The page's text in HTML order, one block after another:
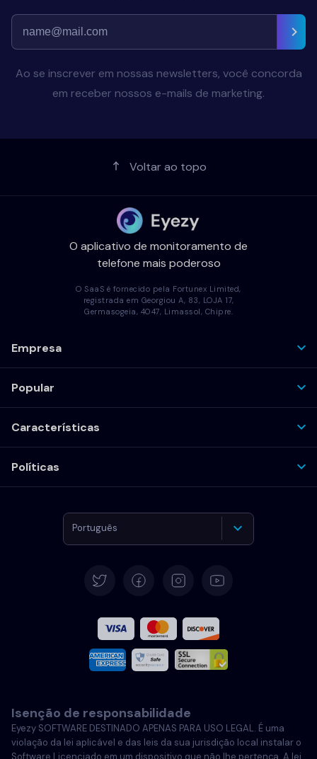
Ao se inscrever em nossas newsletters, você concorda
em receber nossos e-mails de marketing.
Voltar ao topo
O aplicativo de monitoramento de
telefone mais poderoso
O SaaS é fornecido pela Fortunex Limited,
registrada em Georgiou A, 83, LOJA 17,
Germasogeia, 4047, Limassol, Chipre.
Empresa
Popular
Características
Políticas
Português
Francês
Italiano
Português
Português
Isenção de responsabilidade
Eyezy SOFTWARE DESTINADO APENAS PARA USO LEGAL. É uma
violação da lei aplicável e das leis da sua jurisdição local instalar o
Software Licenciado em um dispositivo que não lhe pertença. A lei